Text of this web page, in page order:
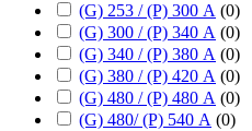
(G) 253 / (P) 300 А (0)
(G) 300 / (P) 340 А (0)
(G) 340 / (P) 380 А (0)
(G) 380 / (P) 420 А (0)
(G) 480 / (P) 480 А (0)
(G) 480/ (P) 540 А (0)